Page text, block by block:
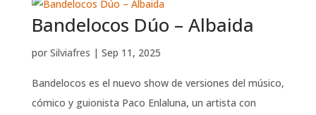
Bandelocos Dúo – Albaida
por Silviafres | Sep 11, 2025
Bandelocos es el nuevo show de versiones del músico,
cómico y guionista Paco Enlaluna, un artista con